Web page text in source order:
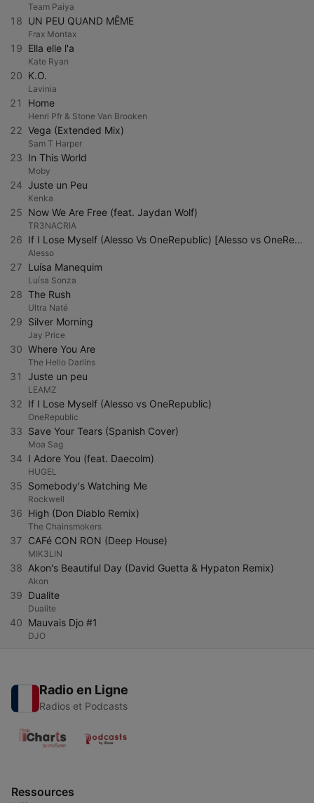
Team Paiya
18 UN PEU QUAND MÊME
Frax Montax
19 Ella elle l'a
Kate Ryan
20 K.O.
Lavinia
21 Home
Henri Pfr & Stone Van Brooken
22 Vega (Extended Mix)
Sam T Harper
23 In This World
Moby
24 Juste un Peu
Kenka
25 Now We Are Free (feat. Jaydan Wolf)
TR3NACRIA
26 If I Lose Myself (Alesso Vs OneRepublic) [Alesso vs OneRepublic]
Alesso
27 Luísa Manequim
Luísa Sonza
28 The Rush
Ultra Naté
29 Silver Morning
Jay Price
30 Where You Are
The Hello Darlins
31 Juste un peu
LEAMZ
32 If I Lose Myself (Alesso vs OneRepublic)
OneRepublic
33 Save Your Tears (Spanish Cover)
Moa Sag
34 I Adore You (feat. Daecolm)
HUGEL
35 Somebody's Watching Me
Rockwell
36 High (Don Diablo Remix)
The Chainsmokers
37 CAFé CON RON (Deep House)
MIK3LIN
38 Akon's Beautiful Day (David Guetta & Hypaton Remix)
Akon
39 Dualite
Dualite
40 Mauvais Djo #1
DJO
Radio en Ligne
Radios et Podcasts
Ressources